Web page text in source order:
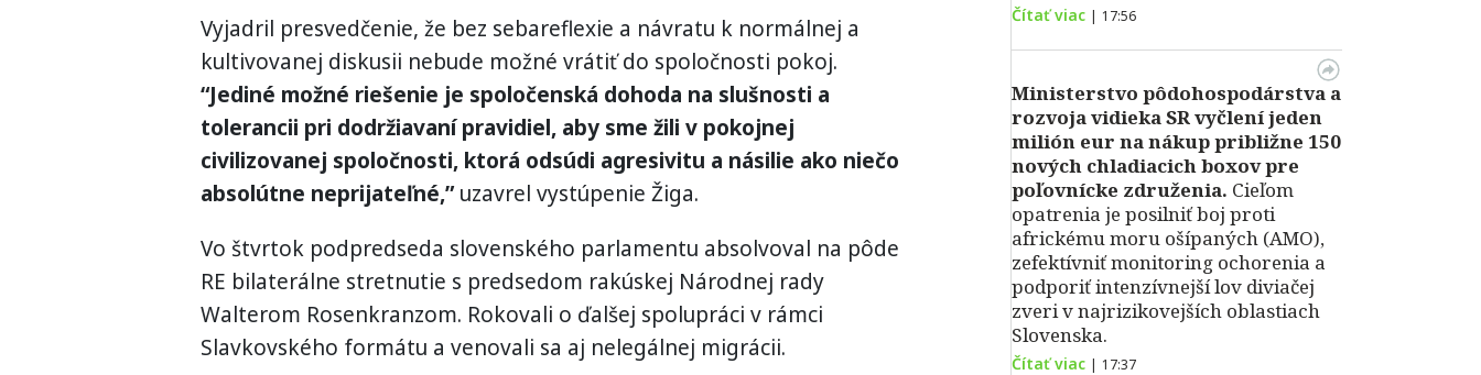
Vyjadril presvedčenie, že bez sebareflexie a návratu k normálnej a
kultivovanej diskusii nebude možné vrátiť do spoločnosti pokoj.
“Jediné možné riešenie je spoločenská dohoda na slušnosti a
tolerancii pri dodržiavaní pravidiel, aby sme žili v pokojnej
civilizovanej spoločnosti, ktorá odsúdi agresivitu a násilie ako niečo
absolútne neprijateľné,”uzavrel vystúpenie Žiga.
Vo štvrtok podpredseda slovenského parlamentu absolvoval na pôde
RE bilaterálne stretnutie s predsedom rakúskej Národnej rady
Walterom Rosenkranzom. Rokovali o ďalšej spolupráci v rámci
Slavkovského formátu a venovali sa aj nelegálnej migrácii.
Čítať viac | 17:56
Ministerstvo pôdohospodárstva a
rozvoja vidieka SR vyčlení jeden
milión eur na nákup približne 150
nových chladiacich boxov pre
poľovnícke združenia. Cieľom
opatrenia je posilniť boj proti
africkému moru ošípaných (AMO),
zefektívniť monitoring ochorenia a
podporiť intenzívnejší lov diviačej
zveri v najrizikovejších oblastiach
Slovenska.
Čítať viac | 17:37